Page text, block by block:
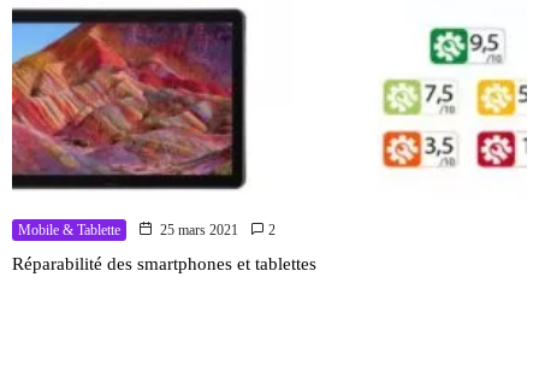
Mobile & Tablette 25 mars 2021 2
Réparabilité des smartphones et tablettes